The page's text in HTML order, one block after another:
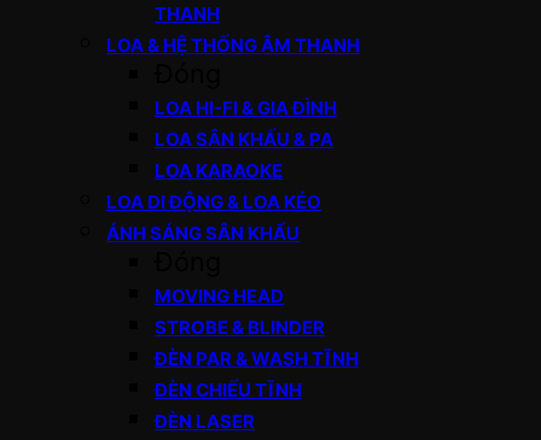
THANH
LOA & HỆ THỐNG ÂM THANH
LOA HI-FI & GIA ĐÌNH
LOA SÂN KHẤU & PA
LOA KARAOKE
LOA DI ĐỘNG & LOA KÉO
ÁNH SÁNG SÂN KHẤU
MOVING HEAD
STROBE & BLINDER
ĐÈN PAR & WASH TĨNH
ĐÈN CHIẾU TĨNH
ĐÈN LASER